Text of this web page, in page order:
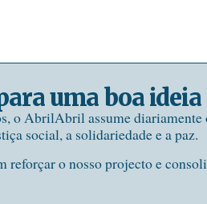
uma boa ideia
o AbrilAbril assume diariamente
social, a solidariedade e a paz.
reforçar o nosso projecto e